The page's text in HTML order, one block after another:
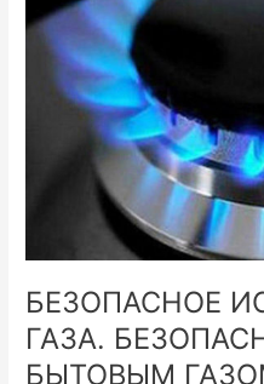
БЕЗОПАСНОЕ
ГАЗА.
БЫТОВЫМ
УПРАВЛЕНИЕ
БЫТОВЫМ
ГАЗОМ